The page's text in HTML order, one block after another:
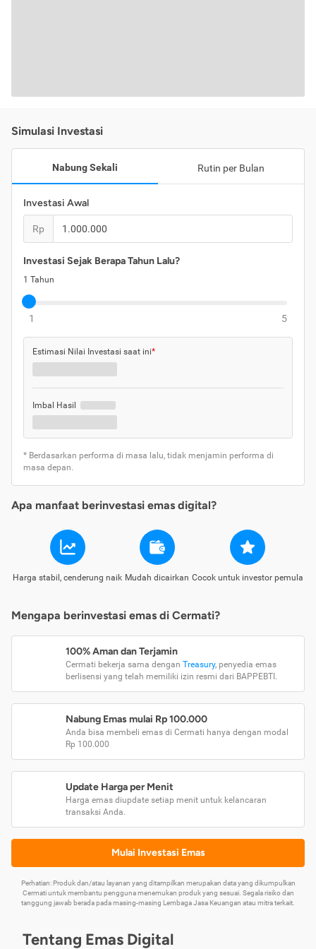
Simulasi Investasi
Nabung Sekali Rutin per Bulan
Investasi Awal
Rp
Investasi Sejak Berapa Tahun Lalu?
1 Tahun
1 5
Estimasi Nilai Investasi saat ini*
Imbal Hasil
* Berdasarkan performa di masa lalu, tidak menjamin performa di
masa depan.
Apa manfaat berinvestasi emas digital?
Harga stabil, cenderung naik Mudah dicairkan Cocok untuk investor pemula
Mengapa berinvestasi emas di Cermati?
100% Aman dan Terjamin
Cermati bekerja sama dengan Treasury, penyedia emas
berlisensi yang telah memiliki izin resmi dari BAPPEBTI.
Nabung Emas mulai Rp 100.000
Anda bisa membeli emas di Cermati hanya dengan modal
Rp 100.000
Update Harga per Menit
Harga emas diupdate setiap menit untuk kelancaran
transaksi Anda.
Mulai Investasi Emas
Perhatian: Produk dan/atau layanan yang ditampilkan merupakan data yang dikumpulkan
Cermati untuk membantu pengguna menemukan produk yang sesuai. Segala risiko dan
tanggung jawab berada pada masing-masing Lembaga Jasa Keuangan atau mitra terkait.
Tentang Emas Digital